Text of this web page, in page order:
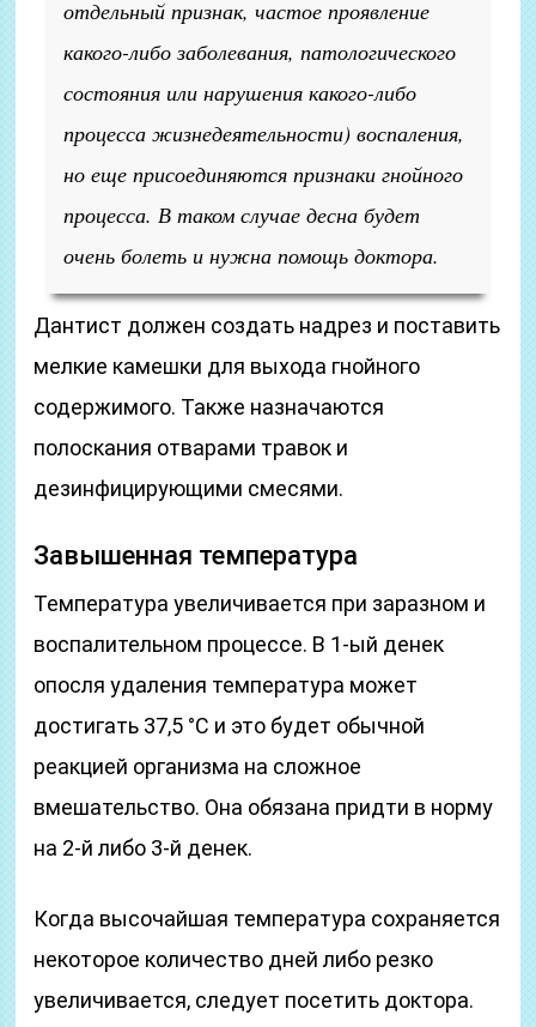
отдельный признак, частое проявление
какого-либо заболевания, патологического
состояния или нарушения какого-либо
процесса жизнедеятельности) воспаления,
но еще присоединяются признаки гнойного
процесса. В таком случае десна будет
очень болеть и нужна помощь доктора.
Дантист должен создать надрез и поставить
мелкие камешки для выхода гнойного
содержимого. Также назначаются
полоскания отварами травок и
дезинфицирующими смесями.
Завышенная температура
Температура увеличивается при заразном и
воспалительном процессе. В 1-ый денек
опосля удаления температура может
достигать 37,5 °C и это будет обычной
реакцией организма на сложное
вмешательство. Она обязана придти в норму
на 2-й либо 3-й денек.
Когда высочайшая температура сохраняется
некоторое количество дней либо резко
увеличивается, следует посетить доктора.